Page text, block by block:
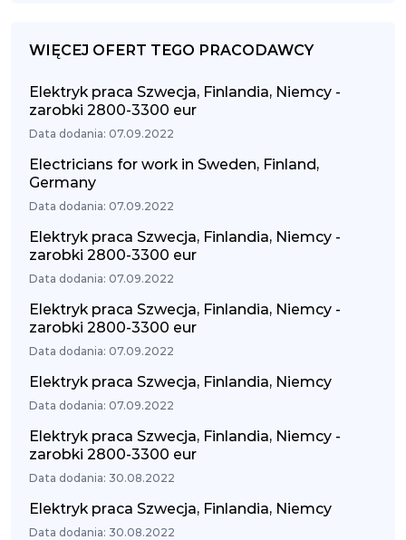
WIĘCEJ OFERT TEGO PRACODAWCY
Elektryk praca Szwecja, Finlandia, Niemcy -
zarobki 2800-3300 eur
Data dodania: 07.09.2022
Electricians for work in Sweden, Finland,
Germany
Data dodania: 07.09.2022
Elektryk praca Szwecja, Finlandia, Niemcy -
zarobki 2800-3300 eur
Data dodania: 07.09.2022
Elektryk praca Szwecja, Finlandia, Niemcy -
zarobki 2800-3300 eur
Data dodania: 07.09.2022
Elektryk praca Szwecja, Finlandia, Niemcy
Data dodania: 07.09.2022
Elektryk praca Szwecja, Finlandia, Niemcy -
zarobki 2800-3300 eur
Data dodania: 30.08.2022
Elektryk praca Szwecja, Finlandia, Niemcy
Data dodania: 30.08.2022